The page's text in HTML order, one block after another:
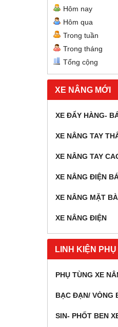
Hôm nay
Hôm qua
Trong tuần
Trong tháng
Tổng cộng
XE NÂNG MỚI
XE ĐẨY HÀNG-
XE NÂNG TAY
XE NÂNG TAY
XE NÂNG ĐIỆN
XE NÂNG MẶT
XE NÂNG ĐIỆN
LINH KIỆN
PHỤ TÙNG XE
BẠC ĐẠN/ VÒNG
SIN- PHỐT BEN